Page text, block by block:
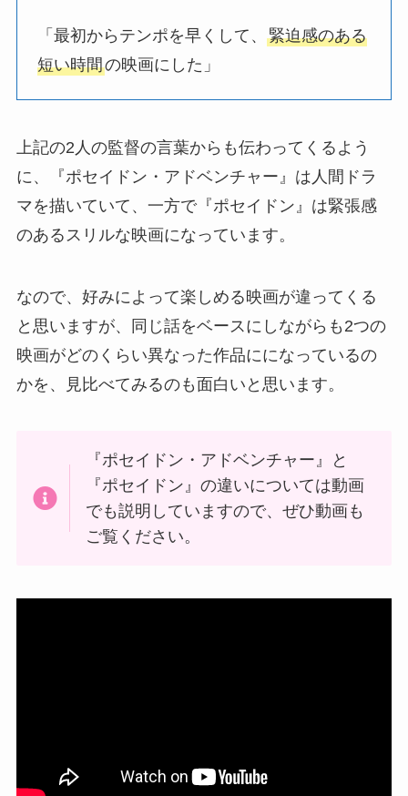
「最初からテンポを早くして、緊迫感のある
短い時間の映画にした」
上記の2人の監督の言葉からも伝わってくるよう
に、『ポセイドン・アドベンチャー』は人間ドラ
マを描いていて、一方で『ポセイドン』は緊張感
のあるスリルな映画になっています。
なので、好みによって楽しめる映画が違ってくる
と思いますが、同じ話をベースにしながらも2つの
映画がどのくらい異なった作品にになっているの
かを、見比べてみるのも面白いと思います。
『ポセイドン・アドベンチャー』と
『ポセイドン』の違いについては動画
でも説明していますので、ぜひ動画も
ご覧ください。